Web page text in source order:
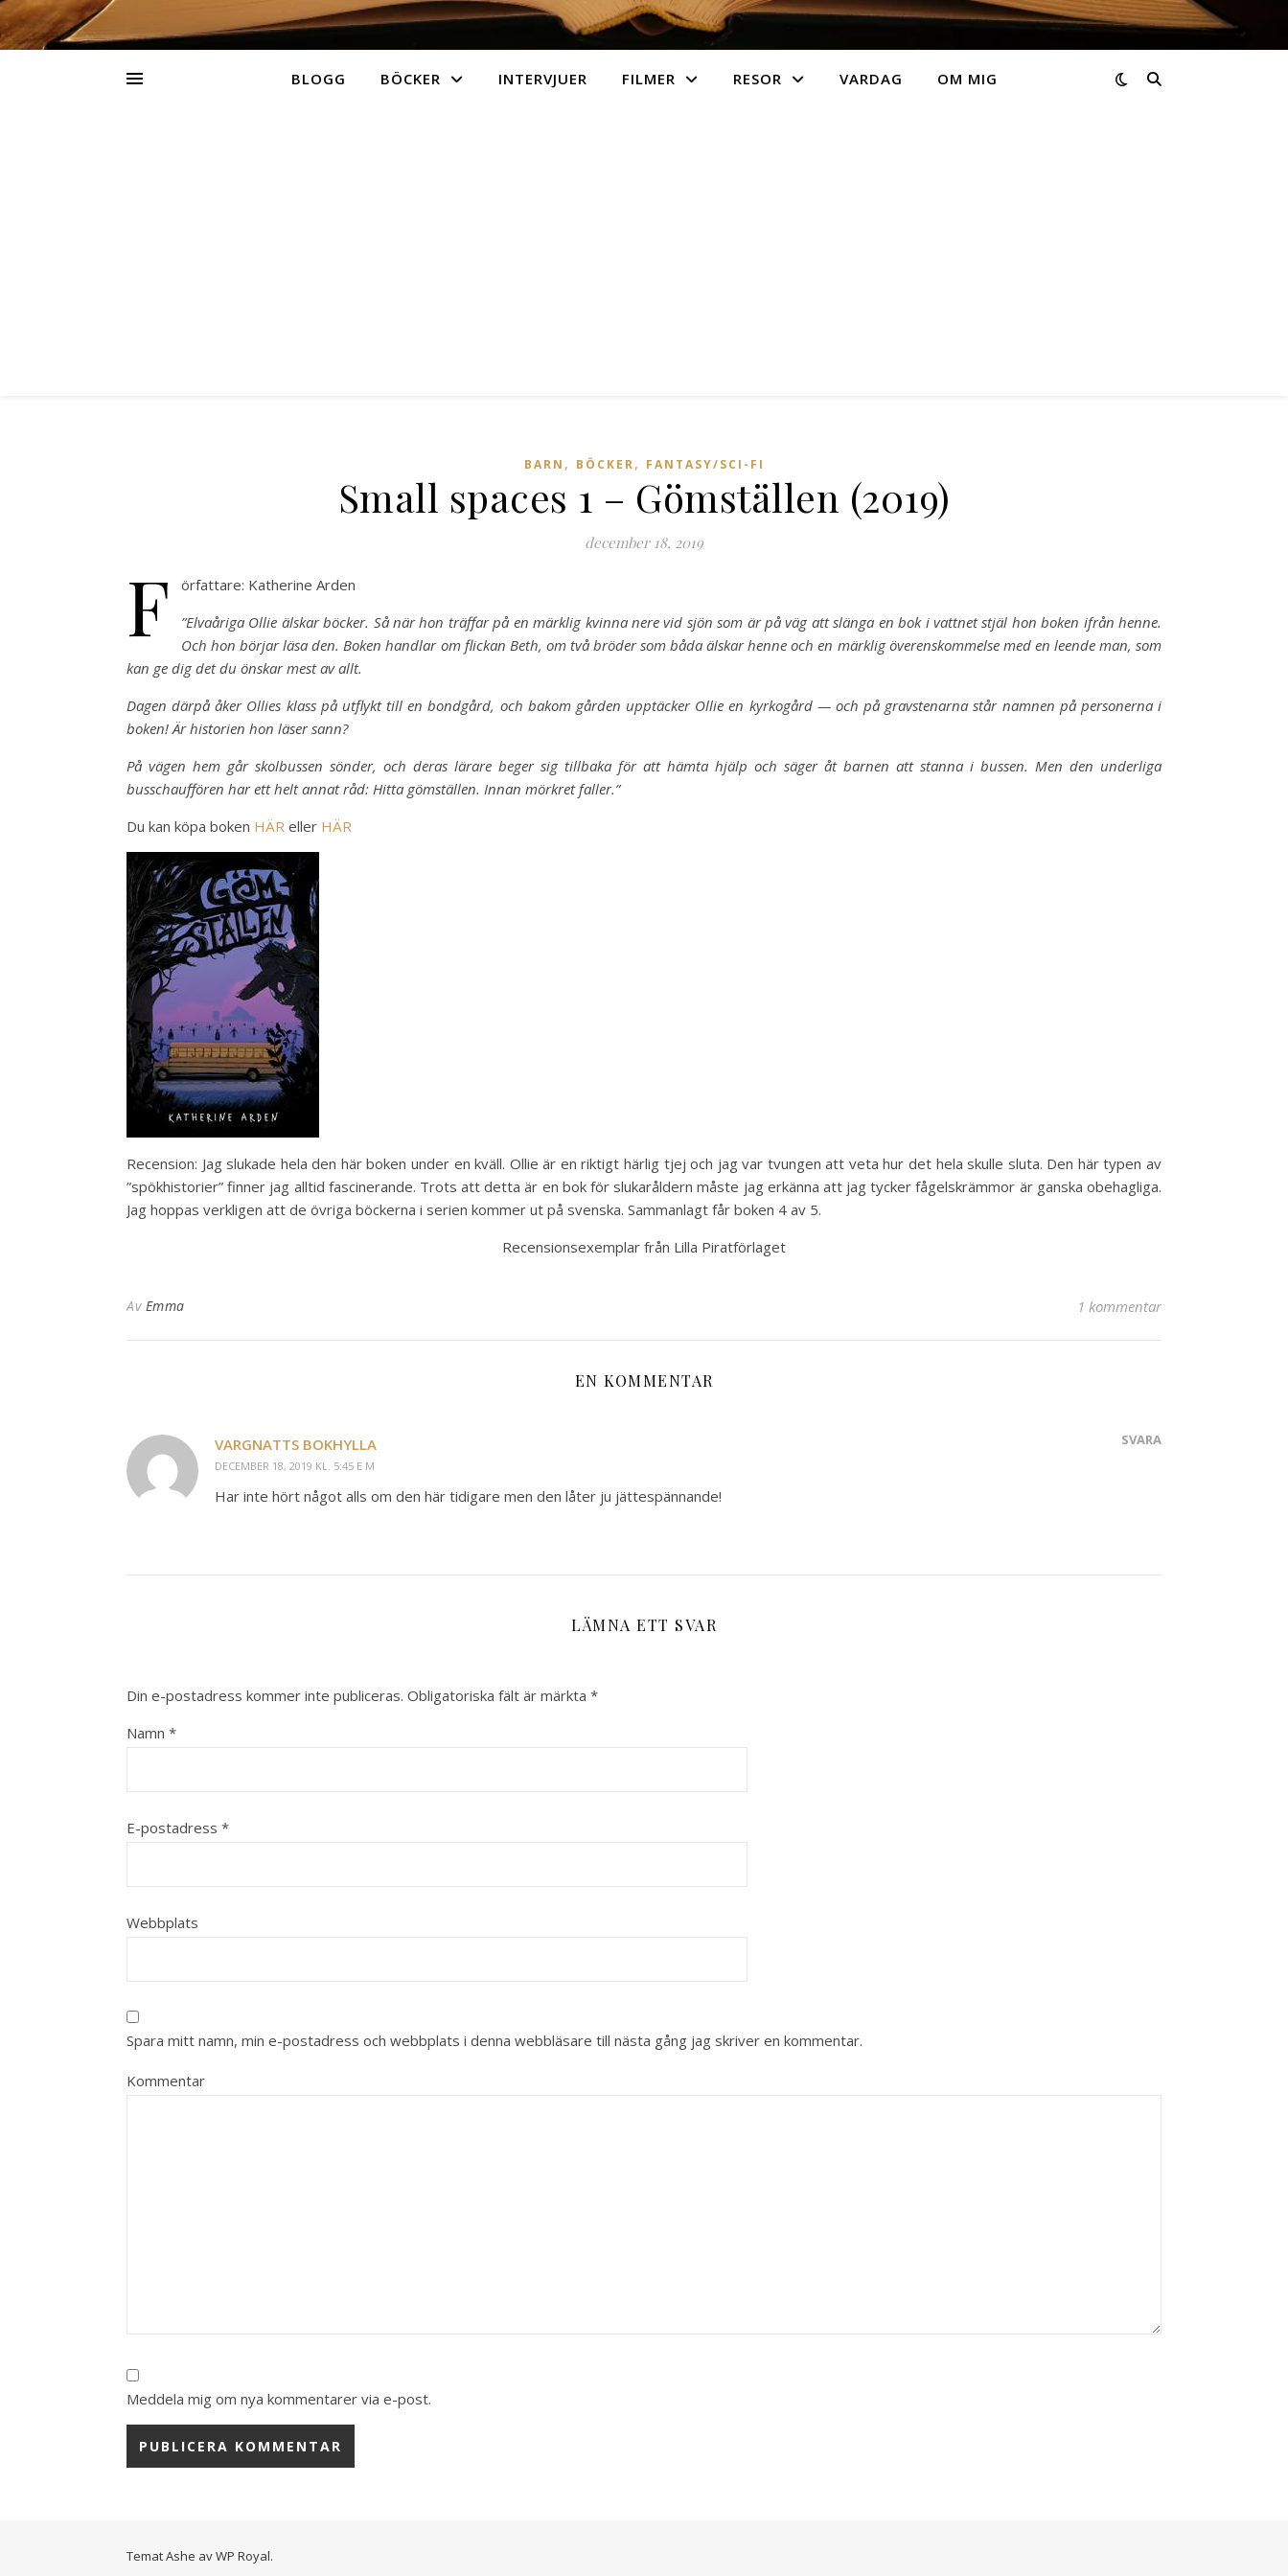
BLOGG BÖCKER INTERVJUER FILMER RESOR VARDAG OM MIG
BARN , BÖCKER, FANTASY/SCI-FI
Small spaces 1 – Gömställen (2019)
december 18, 2019
F
örfattare: Katherine Arden
”Elvaåriga Ollie älskar böcker. Så när hon träffar på en märklig kvinna nere vid sjön som är på väg att slänga en bok i vattnet stjäl hon boken ifrån henne.
Och hon börjar läsa den. Boken handlar om flickan Beth, om två bröder som båda älskar henne och en märklig överenskommelse med en leende man, som
kan ge dig det du önskar mest av allt.
Dagen därpå åker Ollies klass på utflykt till en bondgård, och bakom gården upptäcker Ollie en kyrkogård — och på gravstenarna står namnen på personerna i
boken! Är historien hon läser sann?
På vägen hem går skolbussen sönder, och deras lärare beger sig tillbaka för att hämta hjälp och säger åt barnen att stanna i bussen. Men den underliga
busschauffören har ett helt annat råd: Hitta gömställen. Innan mörkret faller.”
Du kan köpa boken HÄR eller HÄR
Recension: Jag slukade hela den här boken under en kväll. Ollie är en riktigt härlig tjej och jag var tvungen att veta hur det hela skulle sluta. Den här typen av
”spökhistorier” finner jag alltid fascinerande. Trots att detta är en bok för slukaråldern måste jag erkänna att jag tycker fågelskrämmor är ganska obehagliga.
Jag hoppas verkligen att de övriga böckerna i serien kommer ut på svenska. Sammanlagt får boken 4 av 5.
Recensionsexemplar från Lilla Piratförlaget
Av Emma 1 kommentar
EN KOMMENTAR
VARGNATTS BOKHYLLA
DECEMBER 18, 2019 KL. 5:45 E M
SVARA
Har inte hört något alls om den här tidigare men den låter ju jättespännande!
LÄMNA ETT SVAR
Din e-postadress kommer inte publiceras. Obligatoriska fält är märkta *
Namn *
E-postadress *
Webbplats
Spara mitt namn, min e-postadress och webbplats i denna webbläsare till nästa gång jag skriver en kommentar.
Kommentar
Meddela mig om nya kommentarer via e-post.
Temat Ashe avWP Royal.